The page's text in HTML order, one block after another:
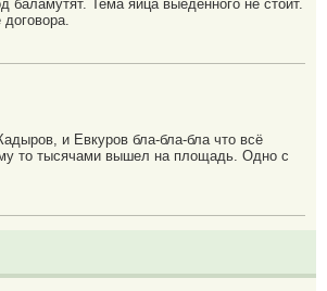
баламутят. Тема яйца выеденного не стоит.
и Евкуров бла-бла-бла что всё
то тысячами вышел на площадь. Одно с